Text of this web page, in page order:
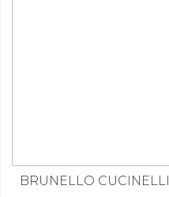
BRUNELLO CUCINELLI